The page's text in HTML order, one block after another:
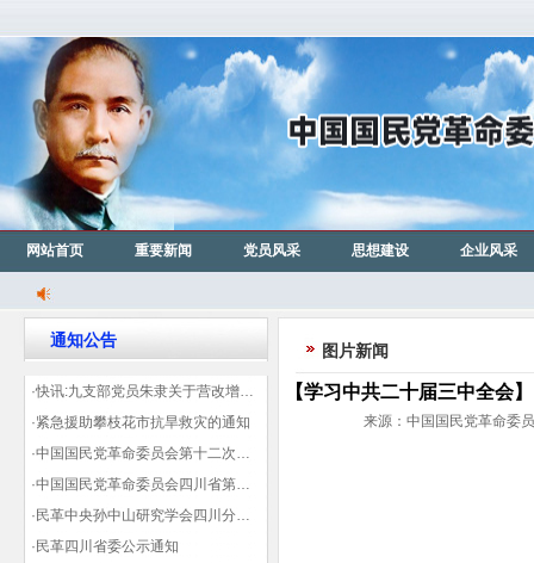
网站首页 重要新闻 党员风采 思想建设 企业风采
通知公告
·快讯:九支部党员朱隶关于营改增信息宣传力度的建议那篇已被省政协采用
·紧急援助攀枝花市抗旱救灾的通知
·中国国民党革命委员会第十二次全国代表大会代表登记表（下载）
·中国国民党革命委员会四川省第十一次代表大会代表登记表（下载）
·民革中央孙中山研究学会四川分会领导机构及成员名单
·民革四川省委公示通知
图片新闻
【学习中共二十届三中全会
来源：中国国民党革命委